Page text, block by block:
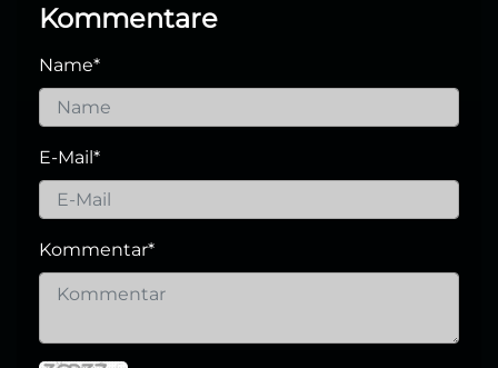
Kommentare
Name*
E-Mail*
Kommentar*